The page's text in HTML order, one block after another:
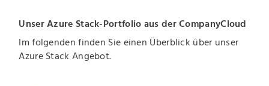
Unser Azure Stack-Portfolio aus der CompanyCloud
Im folgenden finden Sie einen Überblick über unser
Azure Stack Angebot.